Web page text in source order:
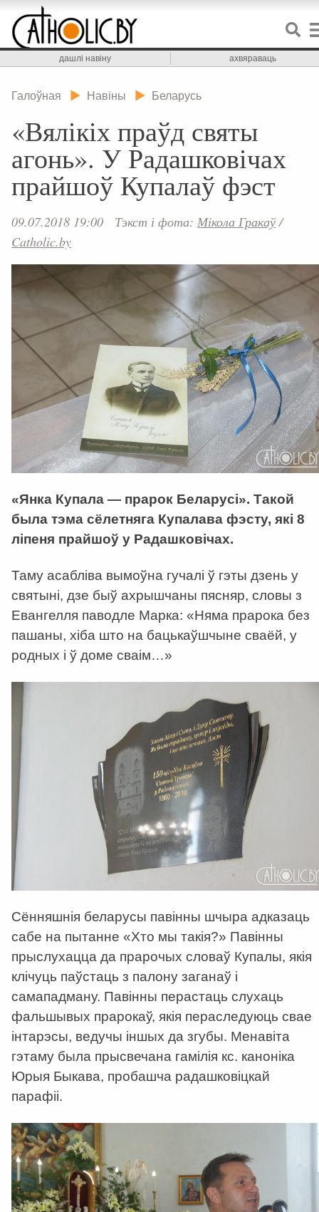
дашлі навіну ахвяраваць
Галоўная Навіны Беларусь
«Вялікіх праўд святы
агонь». У Радашковічах
прайшоў Купалаў фэст
09.07.2018 19:00 Тэкст і фота: Мікола Гракаў/
Catholic.by
«Янка Купала — прарок Беларусі». Такой
была тэма сёлетняга Купалава фэсту, які 8
ліпеня прайшоў у Радашковічах.
Таму асабліва вымоўна гучалі ў гэты дзень у
святыні, дзе быў ахрышчаны пясняр, словы з
Евангелля паводле Марка: «Няма прарока без
пашаны, хіба што на бацькаўшчыне сваёй, у
родных і ў доме сваім…»
Сённяшнія беларусы павінны шчыра адказаць
сабе на пытанне «Хто мы такія?» Павінны
прыслухацца да прарочых словаў Купалы, якія
клічуць паўстаць з палону заганаў і
самападману. Павінны перастаць слухаць
фальшывых прарокаў, якія пераследуюць свае
інтарэсы, ведучы іншых да згубы. Менавіта
гэтаму была прысвечана гамілія кс. каноніка
Юрыя Быкава, пробашча радашковіцкай
парафіі.